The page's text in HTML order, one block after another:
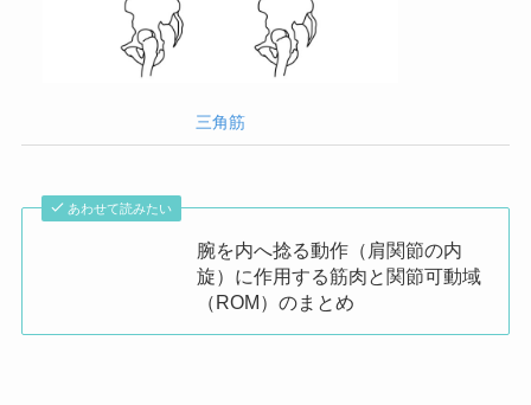
三角筋
あわせて読みたい
腕を内へ捻る動作（肩関節の内
旋）に作用する筋肉と関節可動域
（ROM）のまとめ